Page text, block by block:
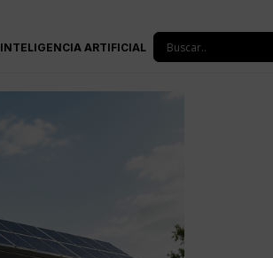
INTELIGENCIA ARTIFICIAL